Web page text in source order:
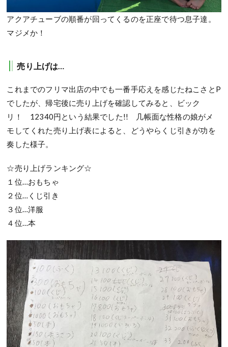
アクアチューブの順番が回ってくるのを正座で待つ息子達。
マジメか！
売り上げは…
これまでのフリマ出店の中でも一番手応えを感じたねこさとP
でしたが、帰宅後に売り上げを確認してみると、ビック
リ！ 12340円という結果でした!! 几帳面な性格の娘がメ
モしてくれた売り上げ表によると、どうやらくじ引きが功を
奏した様子。
☆売り上げランキング☆
１位…おもちゃ
２位…くじ引き
３位…洋服
４位…本